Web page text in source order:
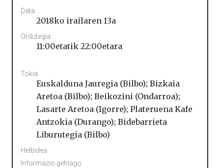
Data
2018ko irailaren 13a
Ordutegia
11:00etatik 22:00etara
Tokia
Euskalduna Jauregia (Bilbo); Bizkaia
Aretoa (Bilbo); Beikozini (Ondarroa);
Lasarte Aretoa (Igorre); Plateruena Kafe
Antzokia (Durango); Bidebarrieta
Liburutegia (Bilbo)
Helbidea
Informazio gehiago